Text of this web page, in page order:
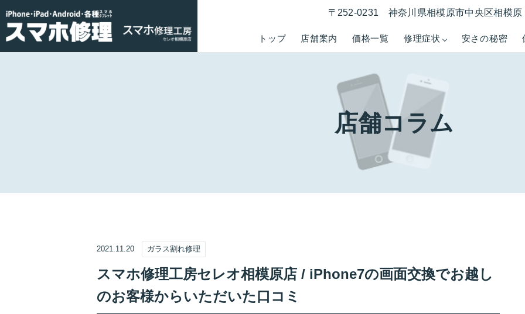
トップ 店舗案内 価格一覧 修理症状 安さの秘密
〒252-0231 神奈川県相模原市中央区相模原
店舗コラム
2021.11.20 ガラス割れ修理
スマホ修理工房セレオ相模原店 / iPhone7の画面交換でお越し
のお客様からいただいた口コミ